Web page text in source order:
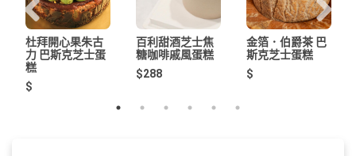
杜拜開心果朱古
力 巴斯克芝士蛋
糕
$
百利甜酒芝士焦
糖咖啡戚風蛋糕
$288
金箔．伯爵茶 巴
斯克芝士蛋糕
$